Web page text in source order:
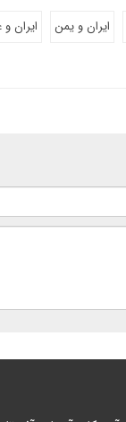
ایران و یمن ایران